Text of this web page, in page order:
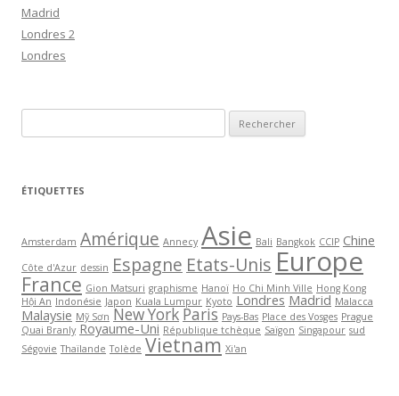
Madrid
Londres 2
Londres
e
h
c
h
e
r
:
ÉTIQUETTES
Amsterdam Amérique Annecy Asie Bali Bangkok CCIP Chine
Côte d'Azur dessin Espagne Etats-Unis Europe
France Gion Matsuri graphisme Hanoï Ho Chi Minh Ville Hong Kong
Hội An Indonésie Japon Kuala Lumpur Kyoto Londres Madrid Malacca
Malaysie Mỹ Sơn New York Paris Pays-Bas Place des Vosges Prague
Quai Branly Royaume-Uni République tchèque Saïgon Singapour sud
Ségovie Thaïlande Tolède Vietnam Xi'an